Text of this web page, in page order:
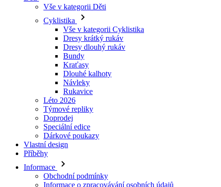
Dresy dlouhý rukáv
Bundy
Kraťasy
Dlouhé kalhoty
Návleky
Rukavice
Léto 2026
Týmové repliky
Doprodej
Speciální edice
Dárkové poukazy
Vlastní design
Příběhy
Informace
Obchodní podmínky
Informace o zpracovávání osobních údajů
Reklamační podmínky
Volná pracovní místa
Ochrana soukromí - cookies
O nás